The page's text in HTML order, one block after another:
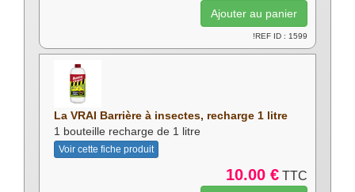
!REF ID : 1599
La VRAI Barrière à insectes, recharge 1 litre
1 bouteille recharge de 1 litre
Voir cette fiche produit
10.00 € TTC